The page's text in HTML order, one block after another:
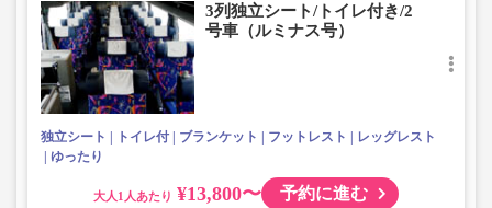
・座席にUSB設備あり。※車両により異なります。
・座席にコンセント設備あり。※車両により異なります。
・車内は常時換気し、清掃・除菌を徹底。
3列独立シート/トイレ付き/2
号車（ルミナス号）
独立シート トイレ付 ブランケット フットレスト
レッグレスト
ゆったり
大人 ¥13,800〜 予約に進む